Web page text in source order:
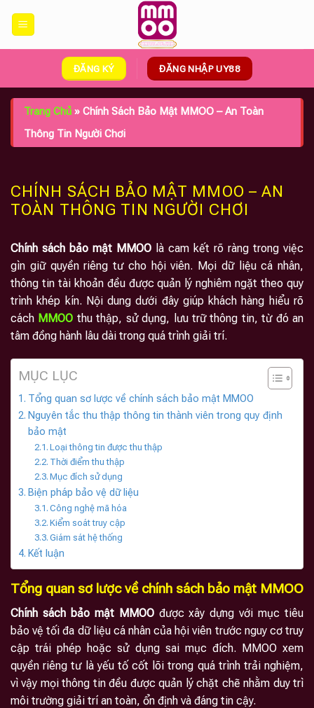
ĐĂNG KÝ ĐĂNG NHẬP UY88
Trang Chủ » Chính Sách Bảo Mật MMOO – An Toàn
Thông Tin Người Chơi
CHÍNH SÁCH BẢO MẬT MMOO – AN
TOÀN THÔNG TIN NGƯỜI CHƠI
Chính sách bảo mật MMOO là cam kết rõ ràng trong việc
gìn giữ quyền riêng tư cho hội viên. Mọi dữ liệu cá nhân,
thông tin tài khoản đều được quản lý nghiêm ngặt theo quy
trình khép kín. Nội dung dưới đây giúp khách hàng hiểu rõ
cách MMOO thu thập, sử dụng, lưu trữ thông tin, từ đó an
tâm đồng hành lâu dài trong quá trình giải trí.
MỤC LỤC
Tổng quan sơ lược về chính sách bảo mật MMOO
Nguyên tắc thu thập thông tin thành viên trong quy định
bảo mật
Loại thông tin được thu thập
Thời điểm thu thập
Mục đích sử dụng
Biện pháp bảo vệ dữ liệu
Công nghệ mã hóa
Kiểm soát truy cập
Giám sát hệ thống
Kết luận
Tổng quan sơ lược về chính sách bảo mật MMOO
Chính sách bảo mật MMOOđược xây dựng với mục tiêu
bảo vệ tối đa dữ liệu cá nhân của hội viên trước nguy cơ truy
cập trái phép hoặc sử dụng sai mục đích. MMOO xem
quyền riêng tư là yếu tố cốt lõi trong quá trình trải nghiệm,
vì vậy mọi thông tin đều được quản lý chặt chẽ nhằm duy trì
môi trường giải trí an toàn, ổn định và đáng tin cậy.